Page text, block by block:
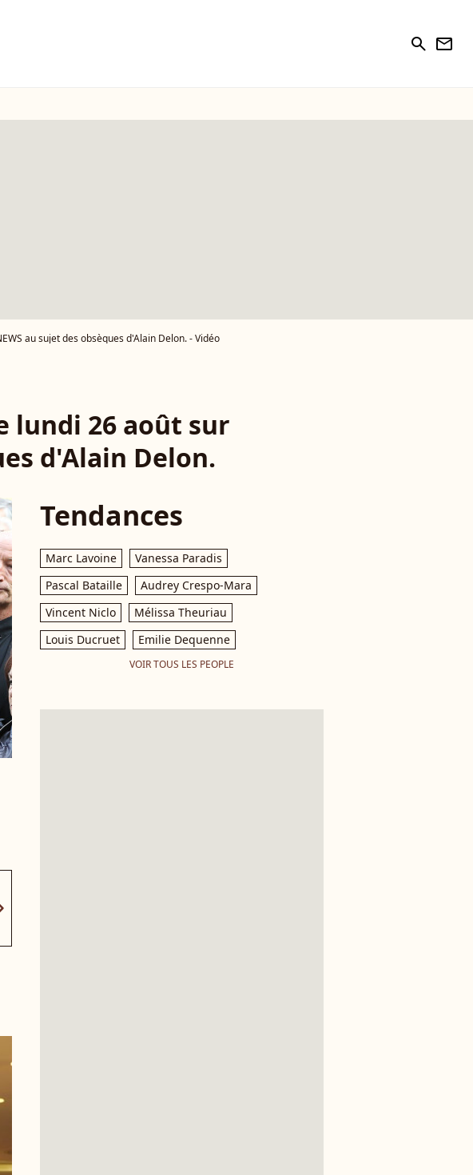
search newsletter
au sujet des obsèques d'Alain Delon. - Vidéo
lundi 26 août sur
d'Alain Delon.
Tendances
Marc Lavoine
Vanessa Paradis
Pascal Bataille
Audrey Crespo-Mara
Vincent Niclo
Mélissa Theuriau
Louis Ducruet
Emilie Dequenne
VOIR TOUS LES PEOPLE